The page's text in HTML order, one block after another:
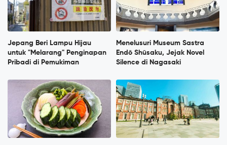
Jepang Beri Lampu Hijau
untuk "Melarang" Penginapan
Pribadi di Pemukiman
Menelusuri Museum Sastra
Endō Shūsaku, Jejak Novel
Silence di Nagasaki